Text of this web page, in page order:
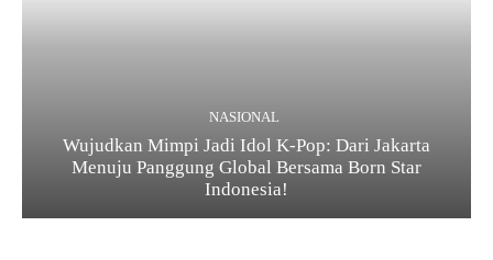
NASIONAL
Wujudkan Mimpi Jadi Idol K-Pop: Dari Jakarta
Menuju Panggung Global Bersama Born Star
Indonesia!